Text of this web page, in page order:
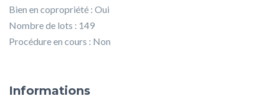
Bien en copropriété : Oui
Nombre de lots : 149
Procédure en cours : Non
Informations